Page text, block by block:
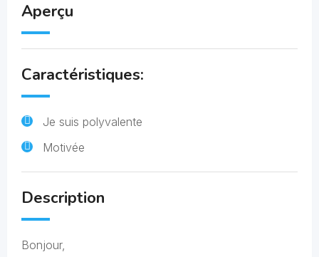
Aperçu
Caractéristiques:
Je suis polyvalente
Motivée
Description
Bonjour,